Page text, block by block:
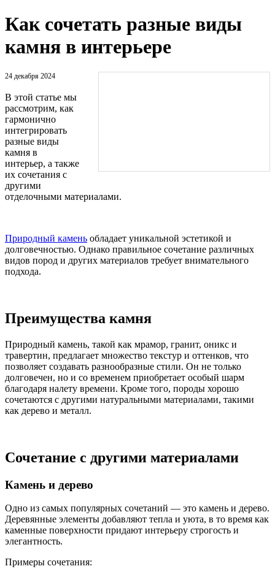
Как сочетать разные виды
камня в интерьере
24 декабря 2024
В этой статье мы
рассмотрим, как
гармонично
интегрировать
разные виды
камня в
интерьер, а также
их сочетания с
другими
отделочными материалами.
Природный камень обладает уникальной эстетикой и
долговечностью. Однако правильное сочетание различных
видов пород и других материалов требует внимательного
подхода.
Преимущества камня
Природный камень, такой как мрамор, гранит, оникс и
травертин, предлагает множество текстур и оттенков, что
позволяет создавать разнообразные стили. Он не только
долговечен, но и со временем приобретает особый шарм
благодаря налету времени. Кроме того, породы хорошо
сочетаются с другими натуральными материалами, такими
как дерево и металл.
Сочетание с другими материалами
Камень и дерево
Одно из самых популярных сочетаний — это камень и дерево.
Деревянные элементы добавляют тепла и уюта, в то время как
каменные поверхности придают интерьеру строгость и
элегантность.
Примеры сочетания: